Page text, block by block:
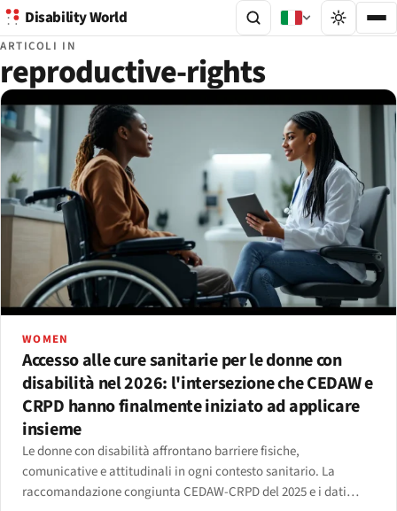
Disability World
ARTICOLI IN
reproductive-rights
WOMEN
Accesso alle cure sanitarie per le donne con
disabilità nel 2026: l'intersezione che CEDAW e
CRPD hanno finalmente iniziato ad applicare
insieme
Le donne con disabilità affrontano barriere fisiche,
comunicative e attitudinali in ogni contesto sanitario. La
raccomandazione congiunta CEDAW-CRPD del 2025 e i dati